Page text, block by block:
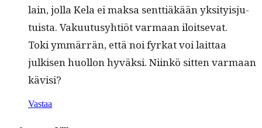
lain, jol­la Kela ei mak­sa sent­tiäkään yksi­ty­isju­
tu­ista. Vaku­u­tusy­htiöt var­maan iloitsevat.
Toki ymmär­rän, että noi fyrkat voi lait­taa
julkisen huol­lon hyväk­si. Niinkö sit­ten var­maan
kävisi?
Vastaa